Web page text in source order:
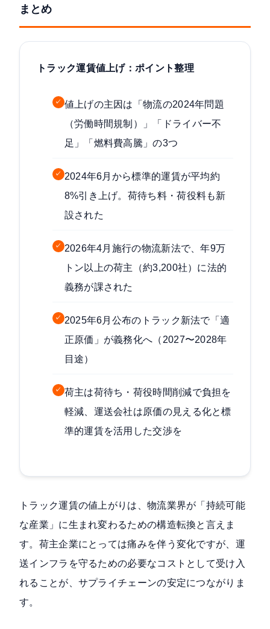
まとめ
トラック運賃値上げ：ポイント整理
✓ 値上げの主因は「物流の2024年問題
（労働時間規制）」「ドライバー不
足」「燃料費高騰」の3つ
✓ 2024年6月から標準的運賃が平均約
8%引き上げ。荷待ち料・荷役料も新
設された
✓ 2026年4月施行の物流新法で、年9万
トン以上の荷主（約3,200社）に法的
義務が課された
✓ 2025年6月公布のトラック新法で「適
正原価」が義務化へ（2027〜2028年
目途）
✓ 荷主は荷待ち・荷役時間削減で負担を
軽減、運送会社は原価の見える化と標
準的運賃を活用した交渉を
トラック運賃の値上がりは、物流業界が「持続可能
な産業」に生まれ変わるための構造転換と言えま
す。荷主企業にとっては痛みを伴う変化ですが、運
送インフラを守るための必要なコストとして受け入
れることが、サプライチェーンの安定につながりま
す。